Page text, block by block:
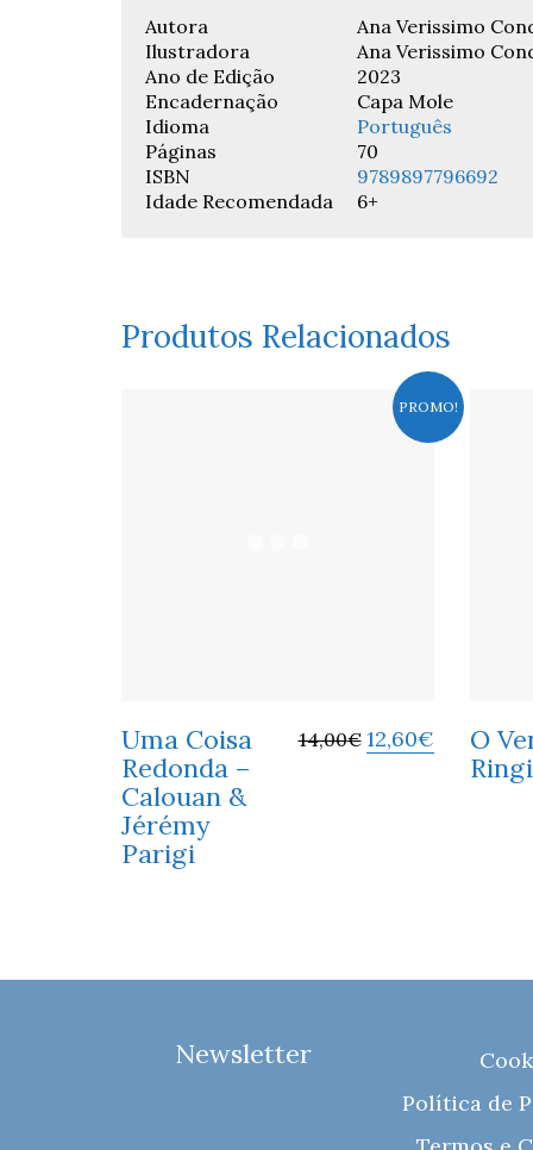
Autora
Ana Verissimo
Ilustradora
Ana Verissimo
Ano de Edição
2023
Encadernação
Capa Mole
Idioma
Português
Páginas
70
ISBN
9789897796692
Idade Recomendada
6+
Produtos Relacionados
PROMO!
Uma Coisa
Redonda –
Calouan &
Jérémy
Parigi
14,00€ 12,60€
O
Ringi
Newsletter
Política de